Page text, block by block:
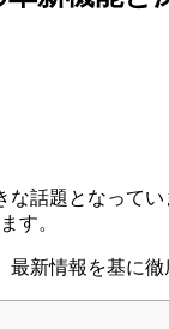
な話題となって
す。
新情報を基に徹